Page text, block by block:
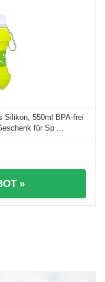
Silikon, 550ml BPA-frei
für Sp ...
»